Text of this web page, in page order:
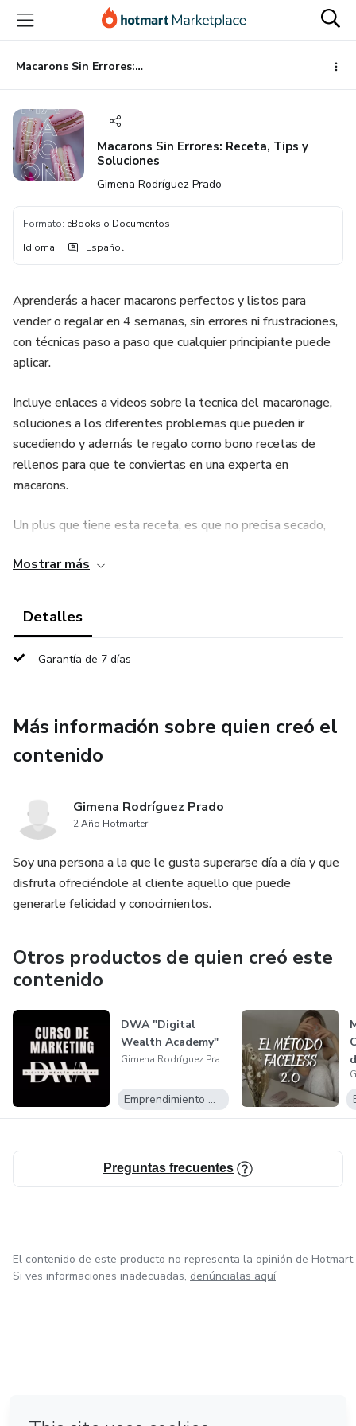
principal
página
de
página
Macarons Sin Errores: Receta, Tips y Soluciones
Macarons Sin Errores: Receta, Tips y
Soluciones
Gimena Rodríguez Prado
Formato: eBooks o Documentos
Idioma: Español
Aprenderás a hacer macarons perfectos y listos para
vender o regalar en 4 semanas, sin errores ni frustraciones,
con técnicas paso a paso que cualquier principiante puede
aplicar.
Incluye enlaces a videos sobre la tecnica del macaronage,
soluciones a los diferentes problemas que pueden ir
sucediendo y además te regalo como bono recetas de
rellenos para que te conviertas en una experta en
macarons.
Un plus que tiene esta receta, es que no precisa secado,
Mostrar más
Detalles
Garantía de 7 días
Más información sobre quien creó el
contenido
Gimena Rodríguez Prado
2 Año Hotmarter
Soy una persona a la que le gusta superarse día a día y que
disfruta ofreciéndole al cliente aquello que puede
generarle felicidad y conocimientos.
Otros productos de quien creó este
contenido
DWA "Digital
Wealth Academy"
Gimena Rodríguez Prado
Emprendimiento Digital
Preguntas frecuentes
El contenido de este producto no representa la opinión de Hotmart.
Si ves informaciones inadecuadas, denúncialas aquí